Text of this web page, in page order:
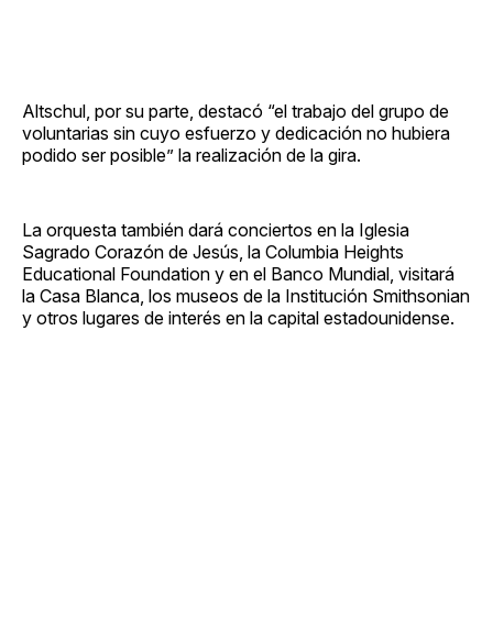
Altschul, por su parte, destacó “el trabajo del grupo de
voluntarias sin cuyo esfuerzo y dedicación no hubiera
podido ser posible” la realización de la gira.
La orquesta también dará conciertos en la Iglesia
Sagrado Corazón de Jesús, la Columbia Heights
Educational Foundation y en el Banco Mundial, visitará
la Casa Blanca, los museos de la Institución Smithsonian
y otros lugares de interés en la capital estadounidense.